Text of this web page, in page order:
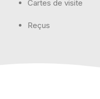
Cartes de visite
Reçus